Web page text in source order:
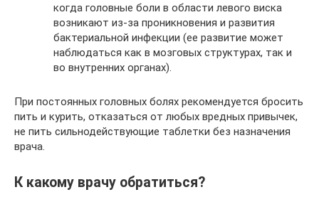
когда головные боли в области левого виска
возникают из-за проникновения и развития
бактериальной инфекции (ее развитие может
наблюдаться как в мозговых структурах, так и
во внутренних органах).
При постоянных головных болях рекомендуется бросить
пить и курить, отказаться от любых вредных привычек,
не пить сильнодействующие таблетки без назначения
врача.
К какому врачу обратиться?